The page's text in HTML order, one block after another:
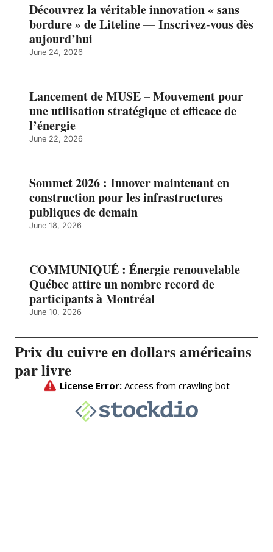
Découvrez la véritable innovation « sans
bordure » de Liteline — Inscrivez-vous dès
aujourd’hui
June 24, 2026
Lancement de MUSE – Mouvement pour
une utilisation stratégique et efficace de
l’énergie
June 22, 2026
Sommet 2026 : Innover maintenant en
construction pour les infrastructures
publiques de demain
June 18, 2026
COMMUNIQUÉ : Énergie renouvelable
Québec attire un nombre record de
participants à Montréal
June 10, 2026
Prix du cuivre en dollars américains
par livre